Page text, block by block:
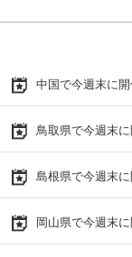
中国で今週末に
鳥取県で今週末
島根県で今週末
岡山県で今週末